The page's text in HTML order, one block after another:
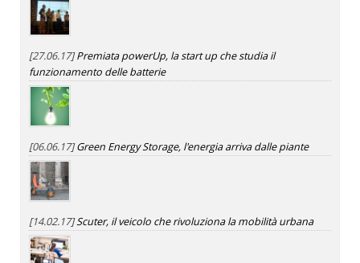
[27.06.17]Premiata powerUp, la start up che studia il
funzionamento delle batterie
[06.06.17]Green Energy Storage, l'energia arriva dalle piante
[14.02.17]Scuter, il veicolo che rivoluziona la mobilità urbana